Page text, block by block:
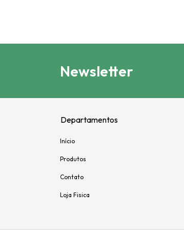
Newsletter
Departamentos
Início
Produtos
Contato
Loja Fisica